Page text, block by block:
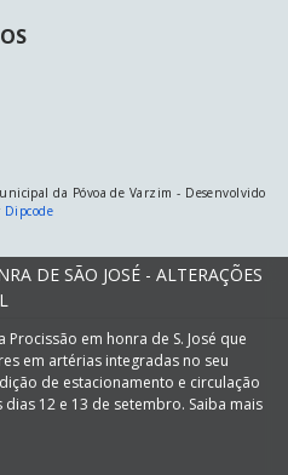
da Póvoa de Varzim - Desenvolvido
Dipcode
DE SÃO JOSÉ - ALTERAÇÕES
em honra de S. José que
em artérias integradas no seu
de estacionamento e circulação
12 e 13 de setembro. Saiba mais